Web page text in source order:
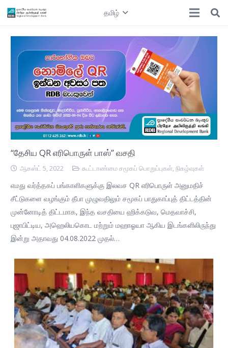
தமிழ்
“தேசிய QR எரிபொருள் பாஸ்” வசதி
ஆகஸ்ட் 5, 2022 கூட்டாண்மை சமூகப் பொறுப்புகள், நிகழ்வுகள்
எமது வர்த்தகப் பங்காளிகளுக்கு இலவச QR எரிபொருள் அனுமதிச்
சீட்டுகளை வழங்கும் தீபா முழுவதிலும் சமூகப் பாதுகாப்புத் திட்டத்தின்
முன்னோடித் திட்டமாக, இந்த வசதியை ஹிக்கடுவ, மெதவாச்சி,
புஜாபிட்டிய, அஹெலியகொட மற்றும் மஹாஓயா ஆகிய இடங்களிலிருந்து
இன்று அதாவது 04.08.2022 முதல்…